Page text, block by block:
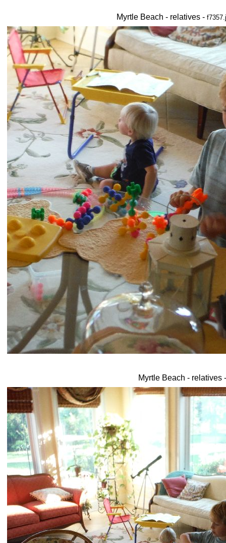
Myrtle Beach - relatives -
Myrtle Beach - relatives